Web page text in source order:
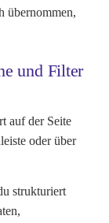
übernommen,
und Filter
auf der Seite
oder über
strukturiert